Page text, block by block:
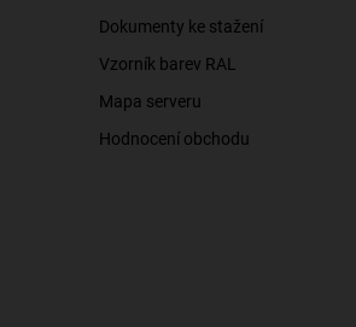
Dokumenty ke stažení
Vzorník barev RAL
Mapa serveru
Hodnocení obchodu